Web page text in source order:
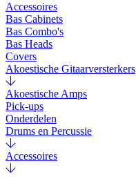
Accessoires
Bas Cabinets
Bas Combo's
Bas Heads
Covers
Akoestische Gitaarversterkers
Akoestische Amps
Pick-ups
Onderdelen
Drums en Percussie
Accessoires